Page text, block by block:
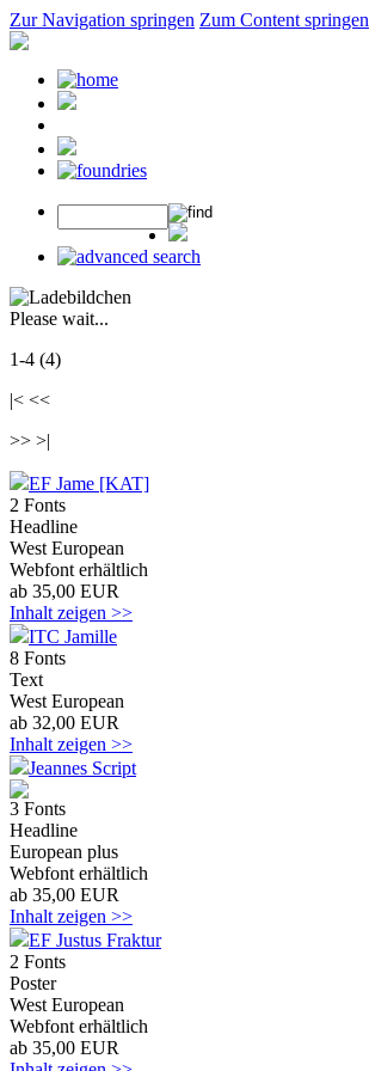
Zur Navigation springen Zum Content springen
Please wait...
1-4 (4)
|< <<
>> >|
EF Jame [KAT]
2 Fonts
Headline
West European
Webfont erhältlich
ab 35,00 EUR
Inhalt zeigen >>
ITC Jamille
8 Fonts
Text
West European
ab 32,00 EUR
Inhalt zeigen >>
Jeannes Script
3 Fonts
Headline
European plus
Webfont erhältlich
ab 35,00 EUR
Inhalt zeigen >>
EF Justus Fraktur
2 Fonts
Poster
West European
Webfont erhältlich
ab 35,00 EUR